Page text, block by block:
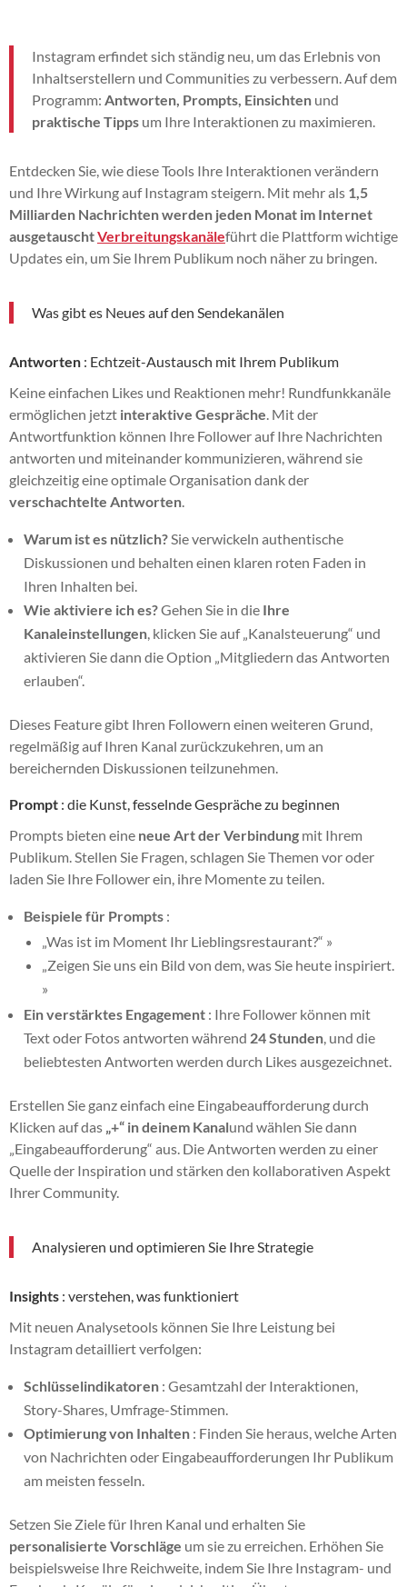
Instagram erfindet sich ständig neu, um das Erlebnis von
Inhaltserstellern und Communities zu verbessern. Auf dem
Programm: Antworten, Prompts, Einsichten und
praktische Tipps um Ihre Interaktionen zu maximieren.
Entdecken Sie, wie diese Tools Ihre Interaktionen verändern
und Ihre Wirkung auf Instagram steigern. Mit mehr als 1,5
Milliarden Nachrichten werden jeden Monat im Internet
ausgetauschtVerbreitungskanäleführt die Plattform wichtige
Updates ein, um Sie Ihrem Publikum noch näher zu bringen.
Was gibt es Neues auf den Sendekanälen
Antworten : Echtzeit-Austausch mit Ihrem Publikum
Keine einfachen Likes und Reaktionen mehr! Rundfunkkanäle
ermöglichen jetzt interaktive Gespräche . Mit der
Antwortfunktion können Ihre Follower auf Ihre Nachrichten
antworten und miteinander kommunizieren, während sie
gleichzeitig eine optimale Organisation dank der
verschachtelte Antworten
Warum ist es nützlich? Sie verwickeln authentische
Diskussionen und behalten einen klaren roten Faden in
Ihren Inhalten bei.
Wie aktiviere ich es?Gehen Sie in die Ihre
Kanaleinstellungen , klicken Sie auf „Kanalsteuerung“ und
aktivieren Sie dann die Option „Mitgliedern das Antworten
erlauben“.
Dieses Feature gibt Ihren Followern einen weiteren Grund,
regelmäßig auf Ihren Kanal zurückzukehren, um an
bereichernden Diskussionen teilzunehmen.
Prompt : die Kunst, fesselnde Gespräche zu beginnen
Prompts bieten eine neue Art der Verbindung mit Ihrem
Publikum. Stellen Sie Fragen, schlagen Sie Themen vor oder
laden Sie Ihre Follower ein, ihre Momente zu teilen.
Beispiele für Prompts :
„Was ist im Moment Ihr Lieblingsrestaurant?“ »
„Zeigen Sie uns ein Bild von dem, was Sie heute inspiriert.
»
Ein verstärktes Engagement : Ihre Follower können mit
Text oder Fotos antworten während 24 Stunden , und die
beliebtesten Antworten werden durch Likes ausgezeichnet.
Erstellen Sie ganz einfach eine Eingabeaufforderung durch
Klicken auf das „+“ in deinem Kanalund wählen Sie dann
„Eingabeaufforderung“ aus. Die Antworten werden zu einer
Quelle der Inspiration und stärken den kollaborativen Aspekt
Ihrer Community.
Analysieren und optimieren Sie Ihre Strategie
Insights : verstehen, was funktioniert
Mit neuen Analysetools können Sie Ihre Leistung bei
Instagram detailliert verfolgen:
Schlüsselindikatoren : Gesamtzahl der Interaktionen,
Story-Shares, Umfrage-Stimmen.
Optimierung von Inhalten : Finden Sie heraus, welche Arten
von Nachrichten oder Eingabeaufforderungen Ihr Publikum
am meisten fesseln.
Setzen Sie Ziele für Ihren Kanal und erhalten Sie
personalisierte Vorschläge um sie zu erreichen. Erhöhen Sie
beispielsweise Ihre Reichweite, indem Sie Ihre Instagram- und